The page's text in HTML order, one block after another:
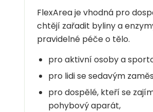
FlexArea je vhodná pro
chtějí zařadit byliny a
pravidelné péče o tělo.
pro aktivní osoby a
pro lidi se sedavým
pro dospělé, kteří se
pohybový aparát,